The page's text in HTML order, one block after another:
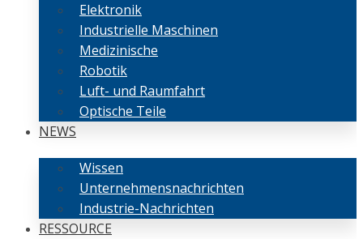
Elektronik
Industrielle Maschinen
Medizinische
Robotik
Luft- und Raumfahrt
Optische Teile
NEWS
Wissen
Unternehmensnachrichten
Industrie-Nachrichten
RESSOURCE